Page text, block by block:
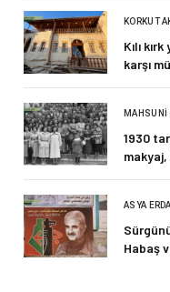
KORKUT
Kılı
karşı
MAHSUNI
1930
ASYA
Habaş